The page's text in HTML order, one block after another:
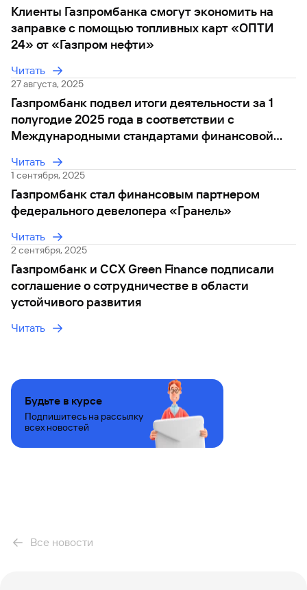
Все новости
Клиенты Газпромбанка смогут экономить на
заправке с помощью топливных карт «ОПТИ
24» от «Газпром нефти»
Читать
27 августа, 2025
Газпромбанк подвел итоги деятельности за 1
полугодие 2025 года в соответствии с
Международными стандартами финансовой
Читать
1 сентября, 2025
Газпромбанк стал финансовым партнером
федерального девелопера «Гранель»
Читать
2 сентября, 2025
Газпромбанк и CCX Green Finance подписали
соглашение о сотрудничестве в области
устойчивого развития
Читать
Будьте в курсе
Подпишитесь на рассылку
всех новостей